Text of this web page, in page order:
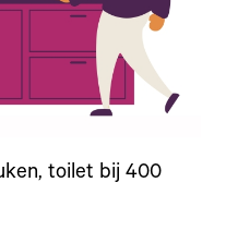
toilet bij 400